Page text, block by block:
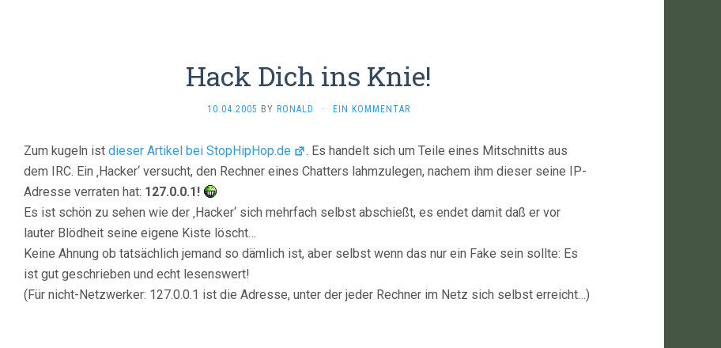
Hack Dich ins Knie!
10.04.2005 BY RONALD · EIN KOMMENTAR
Zum kugeln ist dieser Artikel bei StopHipHop.de
. Es handelt sich um Teile eines Mitschnitts aus
dem IRC. Ein ‚Hacker‘ versucht, den Rechner eines Chatters lahmzulegen, nachem ihm dieser seine IP-
Adresse verraten hat: 127.0.0.1!
Es ist schön zu sehen wie der ‚Hacker‘ sich mehrfach selbst abschießt, es endet damit daß er vor
lauter Blödheit seine eigene Kiste löscht…
Keine Ahnung ob tatsächlich jemand so dämlich ist, aber selbst wenn das nur ein Fake sein sollte: Es
ist gut geschrieben und echt lesenswert!
(Für nicht-Netzwerker: 127.0.0.1 ist die Adresse, unter der jeder Rechner im Netz sich selbst erreicht…)